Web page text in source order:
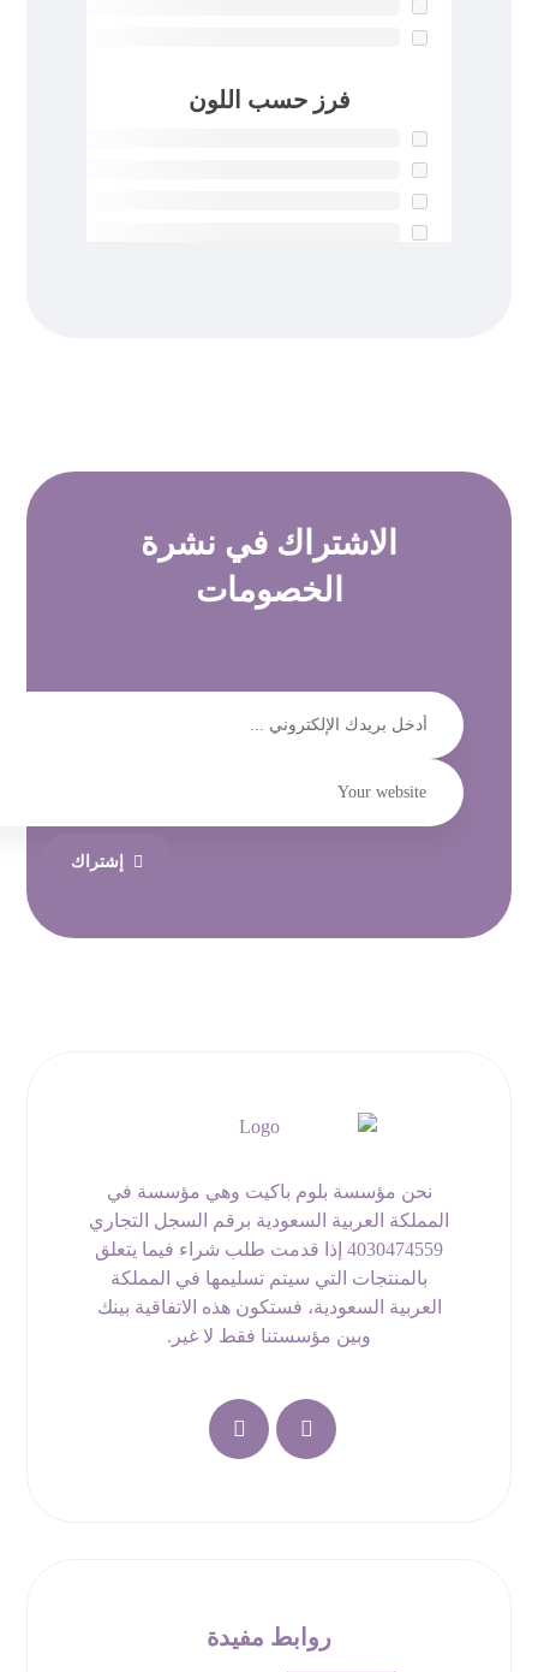
فرز حسب اللون
الاشتراك في نشرة
الخصومات
إشتراك
نحن مؤسسة بلوم باكيت وهي مؤسسة في
المملكة العربية السعودية برقم السجل التجاري
4030474559 إذا قدمت طلب شراء فيما يتعلق
بالمنتجات التي سيتم تسليمها في المملكة
العربية السعودية، فستكون هذه الاتفاقية بينك
وبين مؤسستنا فقط لا غير.
روابط مفيدة